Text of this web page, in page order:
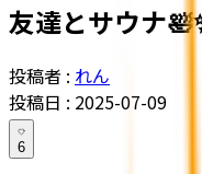
友達とサウナ
投稿者 : れん
投稿日 : 2025-07-09
6